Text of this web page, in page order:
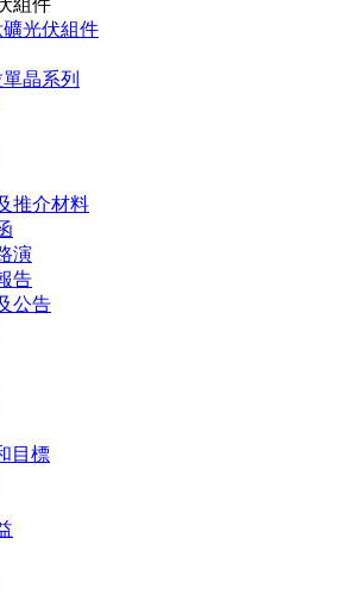
光伏組件
晶系列
推介材料
演
告
公告
目標